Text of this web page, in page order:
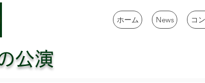
ホーム News コ
公演